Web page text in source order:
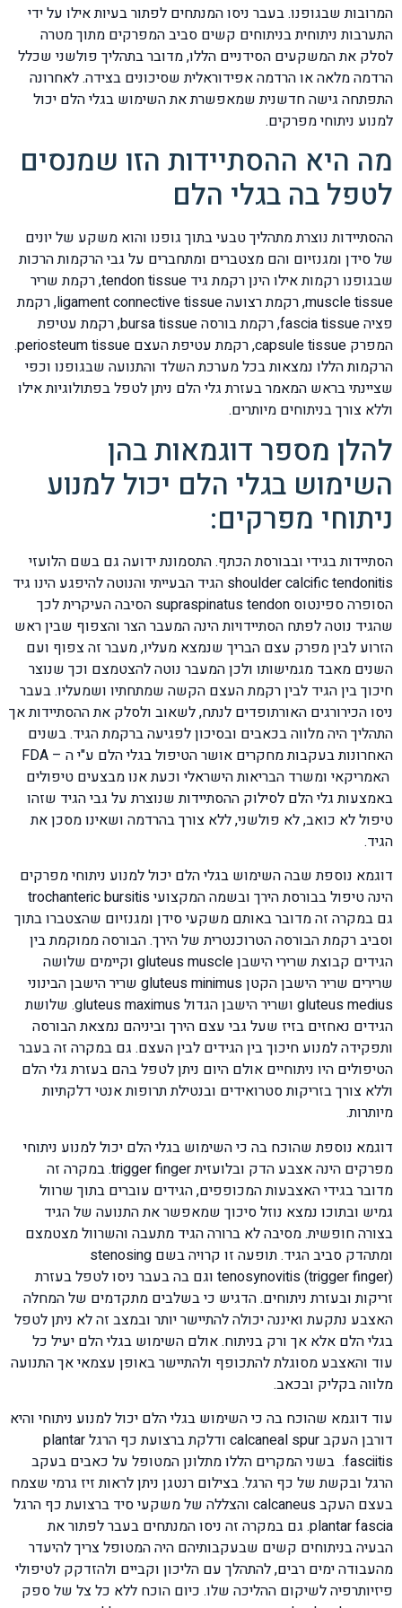
המרובות שבגופנו. בעבר ניסו המנתחים לפתור בעיות אילו על ידי
התערבות ניתוחית בניתוחים קשים סביב המפרקים מתוך מטרה
לסלק את המשקעים הסידניים הללו, מדובר בתהליך פולשני שכלל
הרדמה מלאה או הרדמה אפידוראלית שסיכונים בצידה. לאחרונה
התפתחה גישה חדשנית שמאפשרת את השימוש בגלי הלם יכול
למנוע ניתוחי מפרקים.
מה היא ההסתיידות הזו שמנסים
לטפל בה בגלי הלם
ההסתיידות נוצרת מתהליך טבעי בתוך גופנו והוא משקע של יונים
של סידן ומגנזיום והם מצטברים ומתחברים על גבי הרקמות הרכות
שבגופנו רקמות אילו הינן רקמת גיד tendon tissue, רקמת שריר
muscle tissue, רקמת רצועה ligament connective tissue, רקמת
פציה fascia tissue, רקמת בורסה bursa tissue, רקמת עטיפת
המפרק capsule tissue, רקמת עטיפת העצם periosteum tissue.
הרקמות הללו נמצאות בכל מערכת השלד והתנועה שבגופנו וכפי
שציינתי בראש המאמר בעזרת גלי הלם ניתן לטפל בפתולוגיות אילו
וללא צורך בניתוחים מיותרים.
להלן מספר דוגמאות בהן
השימוש בגלי הלם יכול למנוע
ניתוחי מפרקים:
הסתיידות בגידי ובבורסת הכתף. התסמונת ידועה גם בשם הלועזי
shoulder calcific tendonitis הגיד הבעייתי והנוטה להיפגע הינו גיד
הסופרה ספינטוס supraspinatus tendon הסיבה העיקרית לכך
שהגיד נוטה לפתח הסתיידויות הינה המעבר הצר והצפוף שבין ראש
הזרוע לבין מפרק עצם הבריך שנמצא מעליו, מעבר זה צפוף ועם
השנים מאבד מגמישותו ולכן המעבר נוטה להצטמצם וכך שנוצר
חיכוך בין הגיד לבין רקמת העצם הקשה שמתחתיו ושמעליו. בעבר
ניסו הכירורגים האורתופדים לנתח, לשאוב ולסלק את ההסתיידות אך
התהליך היה מלווה בכאבים ובסיכון לפגיעה ברקמת הגיד. בשנים
האחרונות בעקבות מחקרים אושר הטיפול בגלי הלם ע"י ה – FDA
האמריקאי ומשרד הבריאות הישראלי וכעת אנו מבצעים טיפולים
באמצעות גלי הלם לסילוק ההסתיידות שנוצרת על גבי הגיד שזהו
טיפול לא כואב, לא פולשני, ללא צורך בהרדמה ושאינו מסכן את
הגיד.
דוגמא נוספת שבה השימוש בגלי הלם יכול למנוע ניתוחי מפרקים
הינה טיפול בבורסת הירך ובשמה המקצועי trochanteric bursitis
גם במקרה זה מדובר באותם משקעי סידן ומגנזיום שהצטברו בתוך
וסביב רקמת הבורסה הטרוכנטרית של הירך. הבורסה ממוקמת בין
הגידים קבוצת שרירי הישבן gluteus muscle וקיימים שלושה
שרירים שריר הישבן הקטן gluteus minimus שריר הישבן הבינוני
gluteus medius ושריר הישבן הגדול gluteus maximus. שלושת
הגידים נאחזים בזיז שעל גבי עצם הירך וביניהם נמצאת הבורסה
ותפקידה למנוע חיכוך בין הגידים לבין העצם. גם במקרה זה בעבר
הטיפולים היו ניתוחיים אולם היום ניתן לטפל בהם בעזרת גלי הלם
וללא צורך בזריקות סטרואידים ובנטילת תרופות אנטי דלקתיות
מיותרות.
דוגמא נוספת שהוכח בה כי השימוש בגלי הלם יכול למנוע ניתוחי
מפרקים הינה אצבע הדק ובלועזית trigger finger. במקרה זה
מדובר בגידי האצבעות המכופפים, הגידים עוברים בתוך שרוול
גמיש ובתוכו נמצא נוזל סיכוך שמאפשר את התנועה של הגיד
בצורה חופשית. מסיבה לא ברורה הגיד מתעבה והשרוול מצטמצם
ומתהדק סביב הגיד. תופעה זו קרויה בשם stenosing
tenosynovitis (trigger finger) וגם בה בעבר ניסו לטפל בעזרת
זריקות ובעזרת ניתוחים. הדגיש כי בשלבים מתקדמים של המחלה
האצבע נתקעת ואיננה יכולה להתיישר יותר ובמצב זה לא ניתן לטפל
בגלי הלם אלא אך ורק בניתוח. אולם השימוש בגלי הלם יעיל כל
עוד והאצבע מסוגלת להתכופף ולהתיישר באופן עצמאי אך התנועה
מלווה בקליק ובכאב.
עוד דוגמא שהוכח בה כי השימוש בגלי הלם יכול למנוע ניתוחי והיא
דורבן העקב calcaneal spur ודלקת ברצועת כף הרגל plantar
fasciitis. בשני המקרים הללו מתלונן המטופל על כאבים בעקב
הרגל ובקשת של כף הרגל. בצילום רנטגן ניתן לראות זיז גרמי שצמח
בעצם העקב calcaneus והצללה של משקעי סיד ברצועת כף הרגל
plantar fascia. גם במקרה זה ניסו המנתחים בעבר לפתור את
הבעיה בניתוחים קשים שבעקבותיהם היה המטופל צריך להיעדר
מהעבודה ימים רבים, להתהלך עם הליכון וקביים ולהזדקק לטיפולי
פיזיותרפיה לשיקום ההליכה שלו. כיום הוכח ללא כל צל של ספק